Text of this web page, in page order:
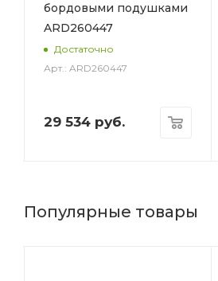
бордовыми подушками
ARD260447
Достаточно
Арт.: ARD260447
29 534руб.
Популярные товары